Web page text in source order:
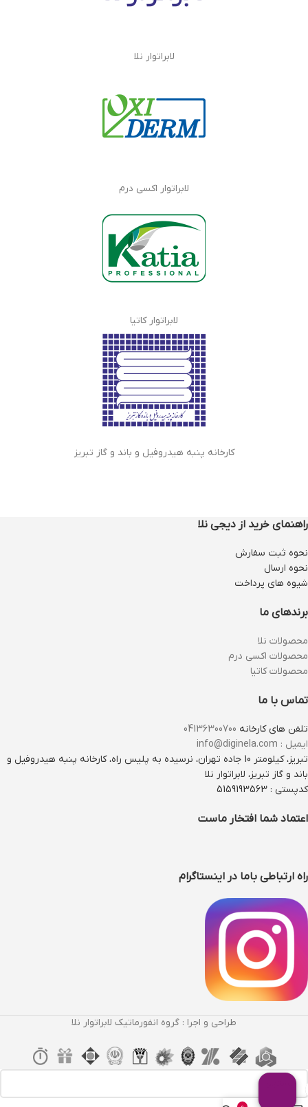
لابراتوار نلا
لابراتوار اکسی درم
لابراتوار کاتیا
کارخانه پنبه هیدروفیل و باند و گاز تبریز
راهنمای خرید از دیجی نلا
نحوه ثبت سفارش
نحوه ارسال
شیوه های پرداخت
برندهای ما
محصولات نلا
محصولات اکسی درم
محصولات کاتیا
تماس با ما
تلفن های کارخانه
ایمیل : info@diginela.com
تبریز، کیلومتر 10 جاده تهران، نرسیده به پلیس راه، کارخانه پنبه هیدروفیل و
باند و گاز تبریز، لابراتوار نلا
کدپستی : 5159193563
اعتماد شما افتخار ماست
راه ارتباطی باما در اینستاگرام
طراحی و اجرا : گروه انفورماتیک لابراتوار نلا